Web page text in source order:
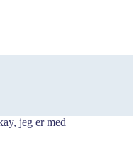
jeg er med